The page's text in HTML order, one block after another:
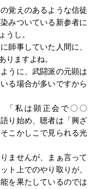
覚えのあるような信徒
みついている新参者に
うし。
師事していた人間に、
りますよね。
うに、武闘派の元顕は
る場合が多いですから
「私は顕正会で〇〇
り始め、聴者は「興ざ
こかしこで見られる光
ませんが、まぁ言って
ト上でのやり取りが、
を果たしているのでは